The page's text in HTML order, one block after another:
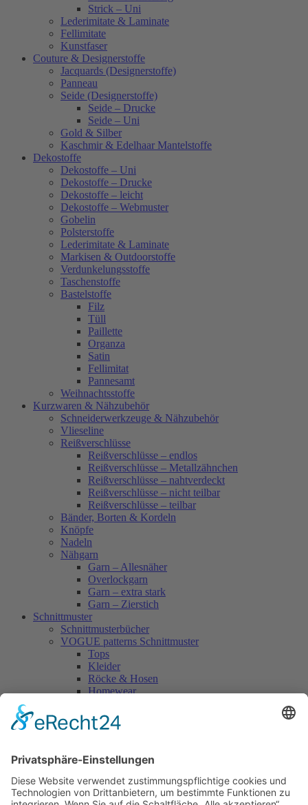
Strick – Uni
Lederimitate & Laminate
Fellimitate
Kunstfaser
Couture & Designerstoffe
Jacquards (Designerstoffe)
Panneau
Seide (Designerstoffe)
Seide – Drucke
Seide – Uni
Gold & Silber
Kaschmir & Edelhaar Mantelstoffe
Dekostoffe
Dekostoffe – Uni
Dekostoffe – Drucke
Dekostoffe – leicht
Dekostoffe – Webmuster
Gobelin
Polsterstoffe
Lederimitate & Laminate
Markisen & Outdoorstoffe
Verdunkelungsstoffe
Taschenstoffe
Bastelstoffe
Filz
Tüll
Paillette
Organza
Satin
Fellimitat
Pannesamt
Weihnachtsstoffe
Kurzwaren & Nähzubehör
Schneiderwerkzeuge & Nähzubehör
Vlieseline
Reißverschlüsse
Reißverschlüsse – endlos
Reißverschlüsse – Metallzähnchen
Reißverschlüsse – nahtverdeckt
Reißverschlüsse – nicht teilbar
Reißverschlüsse – teilbar
Bänder, Borten & Kordeln
Knöpfe
Nadeln
Nähgarn
Garn – Allesnäher
Overlockgarn
Garn – extra stark
Garn – Zierstich
Schnittmuster
Schnittmusterbücher
VOGUE patterns Schnittmuster
Tops
Kleider
Röcke & Hosen
Homewear
Vogue Vintage
Herren
Accessoires
Einzelschnittmuster Burda
Tops
Kleider